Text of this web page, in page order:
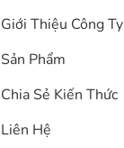
Giới Thiệu Công Ty
Sản Phẩm
Chia Sẻ Kiến Thức
Liên Hệ